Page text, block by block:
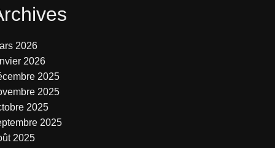
2026
2026
2025
2025
2025
2025
2025